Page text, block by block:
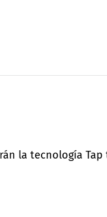
la tecnología Tap